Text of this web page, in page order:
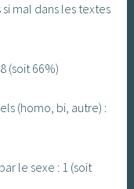
mal dans les textes
(soit 66%)
(homo, bi, autre) :
le sexe : 1 (soit